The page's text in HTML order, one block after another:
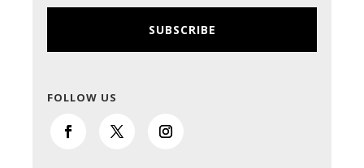
SUBSCRIBE
FOLLOW US